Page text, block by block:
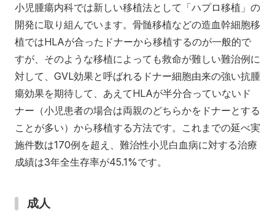
小児腫瘍内科では新しい移植法として「ハプロ移植」の
開発に取り組んでいます。骨髄移植などの造血幹細胞移
植ではHLAが合ったドナーから移植するのが一般的で
すが、そのような移植によっても救命が難しい難治例に
対して、GVL効果と呼ばれるドナー細胞由来の強い抗腫
瘍効果を期待して、あえてHLAが半分合っていないド
ナー（小児患者の場合は両親のどちらかをドナーとする
ことが多い）から移植する方法です。これまでの延べ実
施件数は170例を超え、難治性小児白血病に対する治療
成績は3年全生存率が45.1%です。
成人